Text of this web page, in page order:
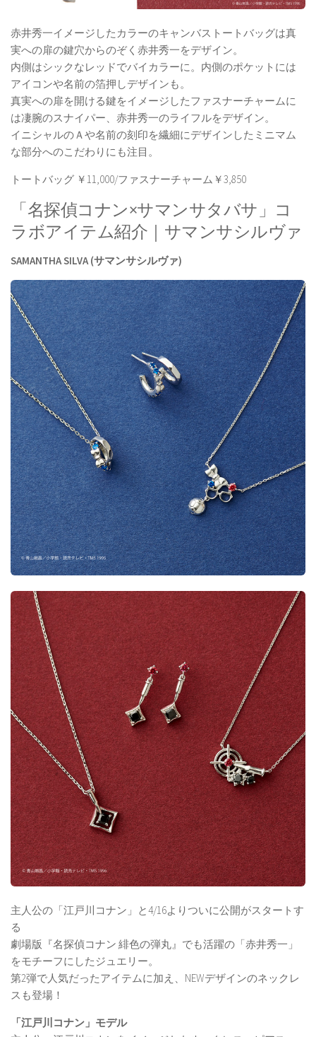
赤井秀一イメージしたカラーのキャンバストートバッグは真
実への扉の鍵穴からのぞく赤井秀一をデザイン。
内側はシックなレッドでバイカラーに。内側のポケットには
アイコンや名前の箔押しデザインも。
真実への扉を開ける鍵をイメージしたファスナーチャームに
は凄腕のスナイパー、赤井秀一のライフルをデザイン。
イニシャルのＡや名前の刻印を繊細にデザインしたミニマム
な部分へのこだわりにも注目。
トートバッグ ￥11,000/ファスナーチャーム￥3,850
「名探偵コナン×サマンサタバサ」コ
ラボアイテム紹介｜サマンサシルヴァ
SAMANTHA SILVA (サマンサシルヴァ)
主人公の「江戸川コナン」と4/16よりついに公開がスタートす
る
劇場版『名探偵コナン 緋色の弾丸』でも活躍の「赤井秀一」
をモチーフにしたジュエリー。
第2弾で人気だったアイテムに加え、NEWデザインのネックレ
スも登場！
「江戸川コナン」モデル